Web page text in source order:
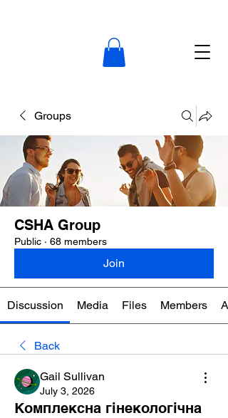
Groups
CSHA Group
Public · 68 members
Join
Discussion Media Files Members
Back
Gail Sullivan
July 3, 2026
Комплексна гінекологічна